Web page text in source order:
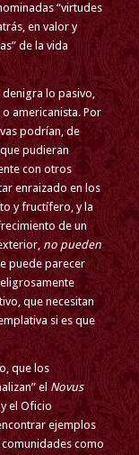
“virtudes
en valor y
de la vida
lo pasivo,
americanista. Por
podrían, de
pudieran
con otros
enraizado en los
y fructífero, y la
de un
no pueden
puede parecer
que necesitan
si es que
que los
el Novus
el Oficio
ejemplos
como